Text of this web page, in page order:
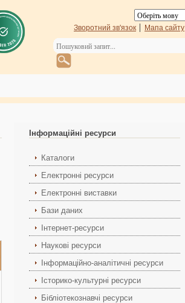
Зворотний зв'язок Мапа сайту
Інформаційні ресурси
Каталоги
Електронні ресурси
Електронні виставки
Бази даних
Інтернет-ресурси
Наукові ресурси
Інформаційно-аналітичні ресурси
Історико-культурні ресурси
Бібліотекознавчі ресурси